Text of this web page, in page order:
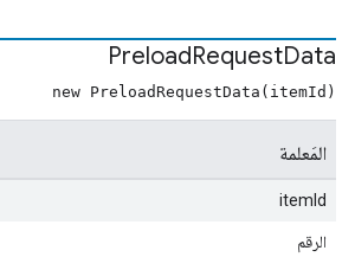
PreloadRequestData
new PreloadRequestData(itemId)
المَعلمة
itemId
الرقم